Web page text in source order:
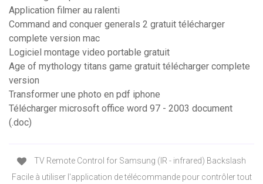
Application filmer au ralenti
Command and conquer generals 2 gratuit télécharger
complete version mac
Logiciel montage video portable gratuit
Age of mythology titans game gratuit télécharger complete
version
Transformer une photo en pdf iphone
Télécharger microsoft office word 97 - 2003 document
(.doc)
TV Remote Control for Samsung (IR - infrared) Backslash
Facile à utiliser l'application de télécommande pour contrôler tout